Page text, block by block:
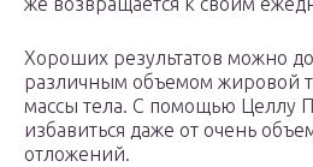
Хороших результатов можно
различным объемом жировой
массы тела. С помощью Целлу
избавиться даже от очень
отложений.